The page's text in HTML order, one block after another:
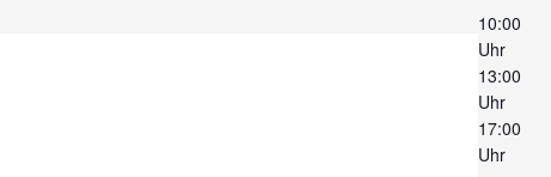
Ansichten,
Navigation
10:00
Uhr
13:00
Uhr
17:00
Uhr